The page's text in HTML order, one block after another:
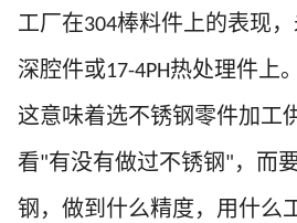
工厂在304棒料件上的表现
深腔件或17-4PH热处理件上。
这意味着选不锈钢零件加工
看"有没有做过不锈钢 " ，而
钢，做到什么精度，用什么